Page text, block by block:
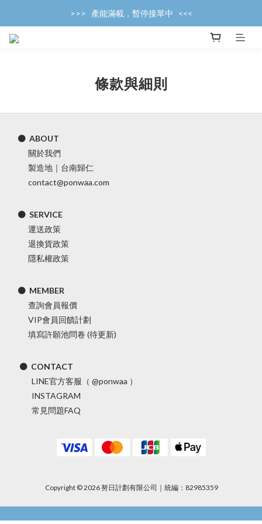
>>>   產能滿載，暫停接單中   <<<
>>>   產能滿載，暫停接單中   <<<
條款與細則
⚫ ABOUT
關於我們
製造地｜台南歸仁
contact@ponwaa.com
⚫ SERVICE
運送政策
退換貨政策
隱私權政策
⚫ MEMBER
查詢會員報價
VIP會員回饋計劃
填寫許願池問卷 (待更新)
⚫ CONTACT
LINE官方客服（ @ponwaa ）
INSTAGRAM
常見問題FAQ
Copyright © 2026 努日計劃有限公司｜統編：82985359